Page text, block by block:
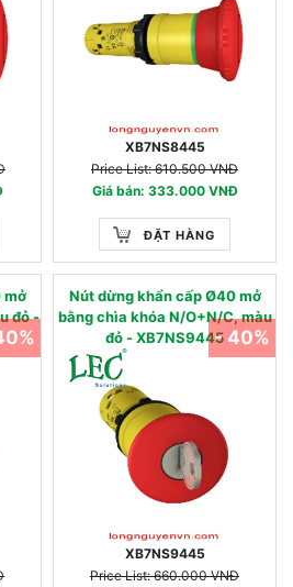
XB7NS8445
Price List: 610.500 VNĐ
Giá bán: 333.000 VNĐ
ĐẶT HÀNG
mở
đỏ -
Nút dừng khẩn cấp Ø40 mở
bằng chìa khóa N/O+N/C, màu
đỏ - XB7NS9445
XB7NS9445
Price List: 660.000 VNĐ
- 40%